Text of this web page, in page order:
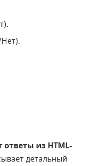
ответы из HTML-
детальный